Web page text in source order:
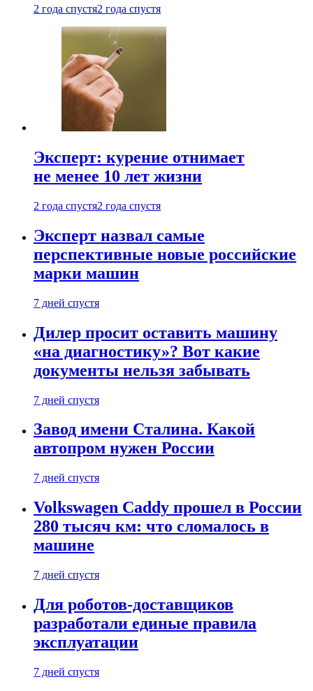
2 года спустя2 года спустя
Эксперт: курение отнимает
не менее 10 лет жизни
2 года спустя2 года спустя
Эксперт назвал самые
перспективные новые российские
марки машин
7 дней спустя
Дилер просит оставить машину
«на диагностику»? Вот какие
документы нельзя забывать
7 дней спустя
Завод имени Сталина. Какой
автопром нужен России
7 дней спустя
Volkswagen Caddy прошел в России
280 тысяч км: что сломалось в
машине
7 дней спустя
Для роботов-доставщиков
разработали единые правила
эксплуатации
7 дней спустя